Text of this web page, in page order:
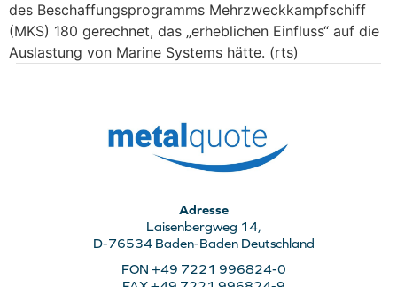
des Beschaffungsprogramms Mehrzweckkampfschiff
(MKS) 180 gerechnet, das „erheblichen Einfluss“ auf die
Auslastung von Marine Systems hätte. (rts)
Adresse
Laisenbergweg 14,
D-76534 Baden-Baden Deutschland
FON +49 7221 996824-0